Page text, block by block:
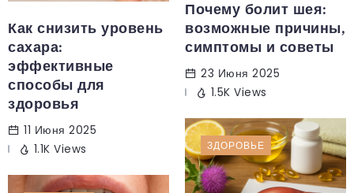
Почему болит шея:
возможные причины,
симптомы и советы
23 Июня 2025
1.5K Views
Как снизить уровень
сахара:
эффективные
способы для
здоровья
11 Июня 2025
1.1K Views
ЗДОРОВЬЕ